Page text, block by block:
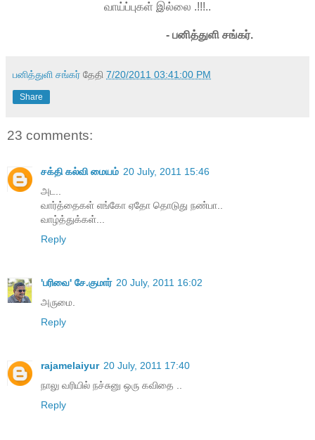
வாய்ப்புகள் இல்லை .!!!..
- பனித்துளி சங்கர்.
பனித்துளி சங்கர் தேதி 7/20/2011 03:41:00 PM
Share
23 comments:
சக்தி கல்வி மையம் 20 July, 2011 15:46
அட..
வார்த்தைகள் எங்கோ ஏதோ தொடுது நண்பா..
வாழ்த்துக்கள்...
Reply
'பரிவை' சே.குமார் 20 July, 2011 16:02
அருமை.
Reply
rajamelaiyur 20 July, 2011 17:40
நாலு வரியில் நச்சுனு ஒரு கவிதை ..
Reply